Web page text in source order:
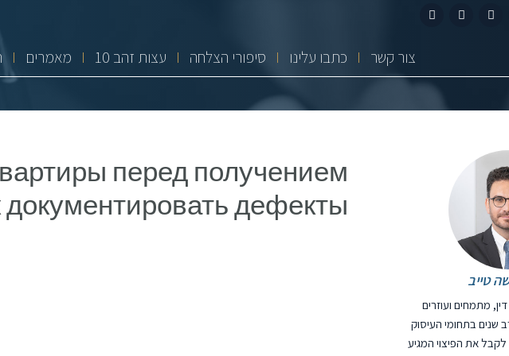
מאמרים 10 עצות זהב סיפורי הצלחה כתבו עלינו צור קשר
перед получением
документировать дефекты
טייב
מתמחים ועוזרים
שנים בתחומי העיסוק
את הפיצוי המגיע